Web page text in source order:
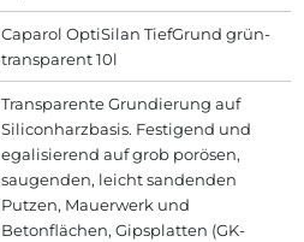
Caparol OptiSilan TiefGrund grün-
transparent 10l
Transparente Grundierung auf
Siliconharzbasis. Festigend und
egalisierend auf grob porösen,
saugenden, leicht sandenden
Putzen, Mauerwerk und
Betonflächen, Gipsplatten (GK-